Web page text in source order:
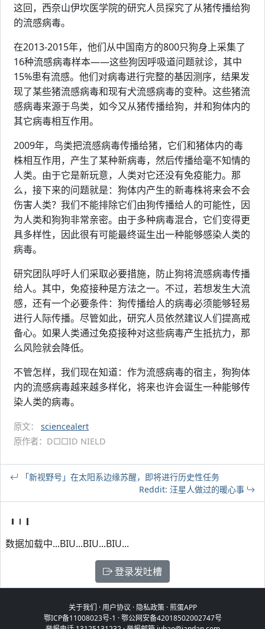
这回，西奈山伊坎医学院的研究人员探究了从猪传播给狗
的流感病毒。
在2013-2015年，他们从中国南方的800只狗身上采集了
16种流感病毒样本——这些狗因呼吸道问题就诊，其中
15%患有流感。他们对病毒进行完整的基因测序，结果发
现了某些猪流感病毒和现有犬流感病毒的变种。这些猪流
感病毒来源于鸟类，如今又从猪传播给狗，并和狗体内的
其它病毒相互作用。
2009年，鸟类把流感病毒传播给猪，它们和猪体内的毒
株相互作用，产生了某种新病毒，然后传播给毫不知情的
人类。由于它是新玩意，人类对它还没有免疫能力。那
么，接下来的问题就是：狗体内产生的新毒株将来会不会
伤害人类？我们不能排除它们由狗传播给人的可能性，因
为人类和狗狗非常亲密。由于多种病毒混合，它们变得更
具多样性，因此很有可能最终诞生出一种能够感染人类的
病毒。
研究团队呼吁人们采取必要措施，防止狗将流感病毒传播
给人。其中，免疫接种是方法之一。不过，若想发生大流
感，还有一个必要条件：狗传播给人的病毒必须能够轻易
进行人际传播。尽管如此，研究人员依然建议人们提高戒
备心。如果人类通过免疫接种对这些病毒产生抵抗力，那
么风险就会降低。
不管怎样，我们现在知道：作为流感病毒的宿主，狗狗体
内的流感病毒越来越多样化，将来也许会诞生一种能够传
染人类的病毒。
原文： sciencealert
原作者：D□□ID NIELD
「新视野号」在太阳系边缘苏醒，即将进行历史性任务
Reddit: 汪星人做过的暖心事
数据加载中...BIU...BIU...BIU...
登录发吐槽
关于我们 ·用户协议 · 隐私政策·煎蛋APP
鄂ICP备11008023号-1 ·鄂公网安备42018502002747号